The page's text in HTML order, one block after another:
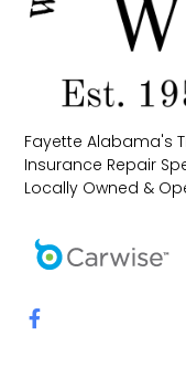
Fayette Alabama's
Insurance Repair
Locally Owned &